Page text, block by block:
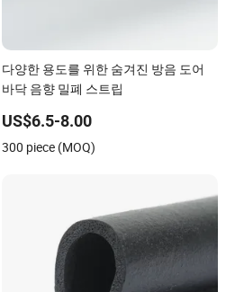
다양한 용도를 위한 숨겨진 방음 도어
바닥 음향 밀폐 스트립
US$6.5-8.00
300 piece (MOQ)